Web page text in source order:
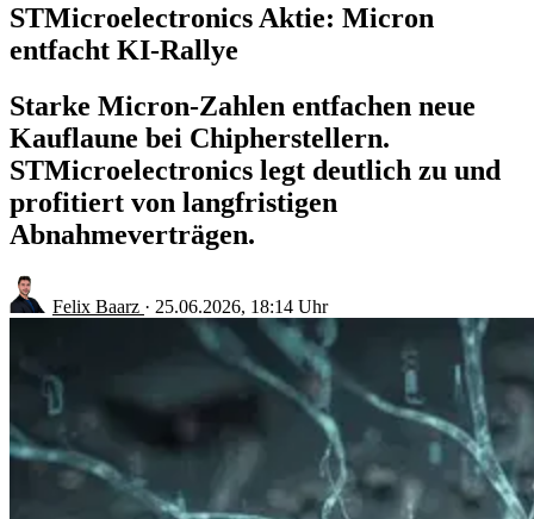
STMicroelectronics Aktie: Micron
entfacht KI-Rallye
Starke Micron-Zahlen entfachen neue
Kauflaune bei Chipherstellern.
STMicroelectronics legt deutlich zu und
profitiert von langfristigen
Abnahmeverträgen.
Felix Baarz · 25.06.2026, 18:14 Uhr